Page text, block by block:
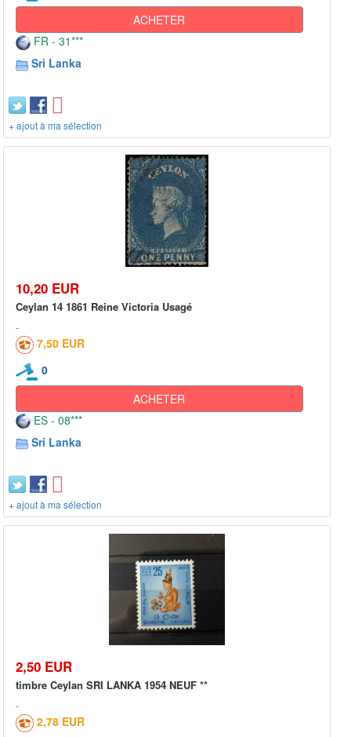
ACHETER
FR - 31***
Sri Lanka
+ ajout à ma sélection
10,20 EUR
Ceylan 14 1861 Reine Victoria Usagé
7,50 EUR
0
ACHETER
ES - 08***
Sri Lanka
+ ajout à ma sélection
2,50 EUR
timbre Ceylan SRI LANKA 1954 NEUF **
2,78 EUR